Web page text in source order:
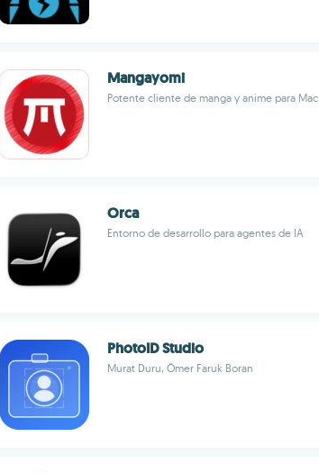
Mangayomi
Potente cliente de manga y anime para Mac
Orca
Entorno de desarrollo para agentes de IA
PhotoID Studio
Murat Duru, Ömer Faruk Boran